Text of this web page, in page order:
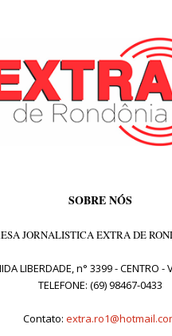
SOBRE NÓS
JORNALISTICA EXTRA DE
LIBERDADE, n° 3399 - CENTRO -
TELEFONE: (69) 98467-0433
Contato: